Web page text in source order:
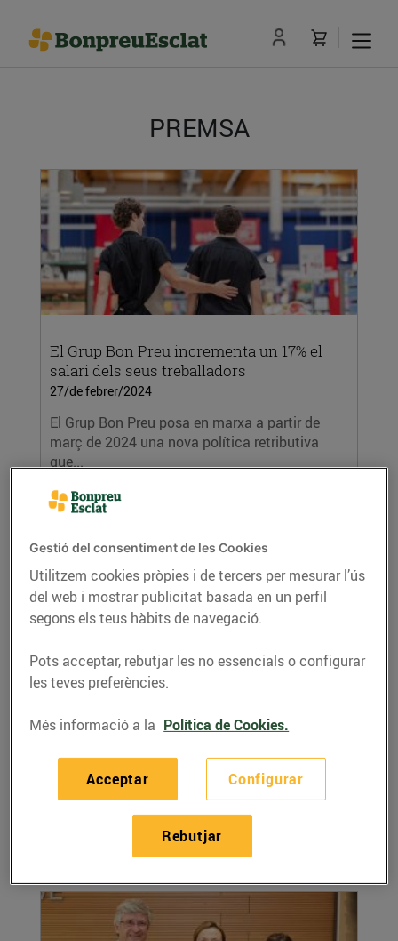
PREMSA
El Grup Bon Preu incrementa un 17% el
salari dels seus treballadors
27/de febrer/2024
El Grup Bon Preu posa en marxa a partir de
març de 2024 una nova política retributiva
que...
LLEGIR MÉS
gràcies a les aportacions dels clients de
12/de febrer/2024
La recaptació s’ha portat a terme a través de
l’Arrodoniment Solidari als establiments del
Gestió del consentiment de les Cookies
Utilitzem cookies pròpies i de tercers per mesurar l’ús
del web i mostrar publicitat basada en un perfil
segons els teus hàbits de navegació.
Pots acceptar, rebutjar les no essencials o configurar
les teves preferències.
Més informació a la Política de Cookies.
Configurar
Rebutjar
Acceptar